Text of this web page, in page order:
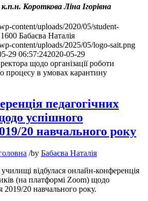
Короткова Ліна Ігорівна
content/uploads/2020/05/student-
1600 Бабаєва Наталія
content/uploads/2025/05/logo-sait.png
29 06:57:242020-05-29
щодо організації роботи
процесу в умовах карантину
педагогічних
успішного
20 навчального року
/by Бабаєва Наталія
відбулася онлайн-конференція
(на платформі Zoom) щодо
20 навчального року.